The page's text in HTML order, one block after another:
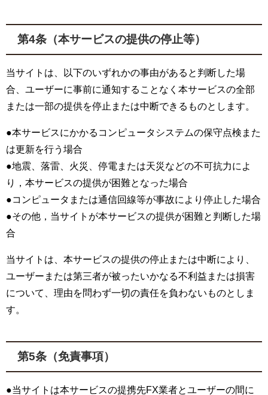
第4条（本サービスの提供の停止等）
当サイトは、以下のいずれかの事由があると判断した場
合、ユーザーに事前に通知することなく本サービスの全部
または一部の提供を停止または中断できるものとします。
●本サービスにかかるコンピュータシステムの保守点検また
は更新を行う場合
●地震、落雷、火災、停電または天災などの不可抗力によ
り，本サービスの提供が困難となった場合
●コンピュータまたは通信回線等が事故により停止した場合
●その他，当サイトが本サービスの提供が困難と判断した場
合
当サイトは、本サービスの提供の停止または中断により、
ユーザーまたは第三者が被ったいかなる不利益または損害
について、理由を問わず一切の責任を負わないものとしま
す。
第5条（免責事項）
●当サイトは本サービスの提携先FX業者とユーザーの間に